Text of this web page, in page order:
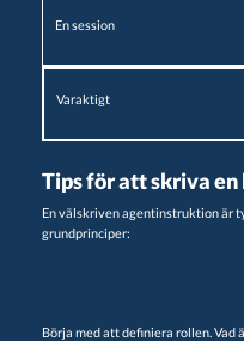
En session
Varaktigt
Tips för att skriva
En välskriven agentinstruktion är
grundprinciper:
Börja med att definiera rollen. Vad